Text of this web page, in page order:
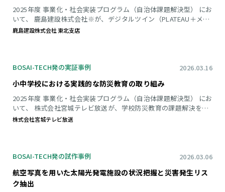
2025年度 事業化・社会実装プログラム（自治体課題解決型） にお
いて、 鹿島建設株式会社※が、デジタルツイン（PLATEAU＋メタ
バース）環境を活用した水害時の避難シミュレーションの構築
の急激な地球温暖化による線状降水帯発生の頻度と規模が拡大し
鹿島建設株式会社 東北支店
2026.03.16
BOSAI-TECH発の実証事例
小中学校における実践的な防災教育の取り組み
2025年度 事業化・社会実装プログラム（自治体課題解決型） にお
いて、 株式会社宮城テレビ放送が、学校防災教育の課題解決を目
指し、同社が開発した「映像を活用した防災教育教材」を用い
カリキュラムによる学校防災教育は、教員個人の取り組みに依存
株式会社宮城テレビ放送
2026.03.06
BOSAI-TECH発の試作事例
航空写真を用いた太陽光発電施設の状況把握と災害発生リス
ク抽出